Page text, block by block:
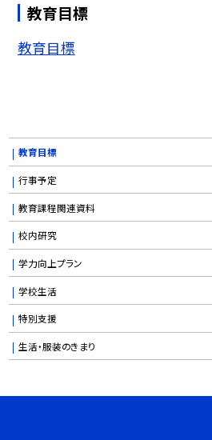
教育目標
教育目標
教育目標
行事予定
教育課程関連資料
校内研究
学力向上プラン
学校生活
特別支援
生活・服装のきまり